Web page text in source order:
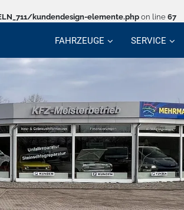
kundendesign-elemente.php on line 67
FAHRZEUGE SERVICE